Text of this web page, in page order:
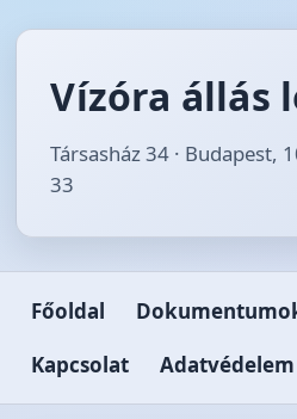
Vízóra állás
Társasház 34 · Budapest,
33
Főoldal
Kapcsolat
Adatvédelem